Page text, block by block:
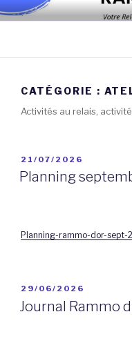
Aller
au
principal
Association qui a pour
assistantes maternelles
CATÉGORIE :
Activités au relais,
PUBLIÉ
LE
21/07/2026
Planning
Planning-rammo-dor-sept-
PUBLIÉ
LE
29/06/2026
Journal Rammo